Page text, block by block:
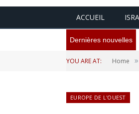
ACCUEIL
Dernières nouvelles
YOU ARE AT: Home »
EUROPE DE L'OUEST